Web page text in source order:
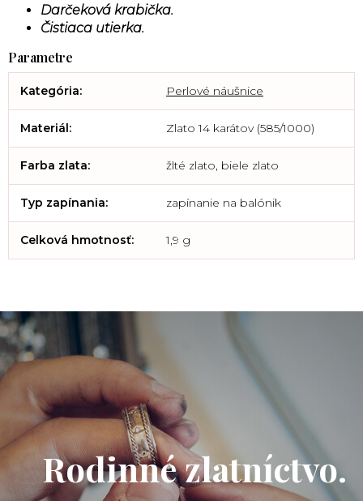
Darčeková krabička.
Čistiaca utierka.
Kategória: Perlové náušnice
Materiál: Zlato 14 karátov (585/1000)
Farba zlata: žlté zlato, biele zlato
Typ zapínania: zapínanie na balónik
Celková hmotnosť: 1,9 g
Rodinné zlatníctvo.